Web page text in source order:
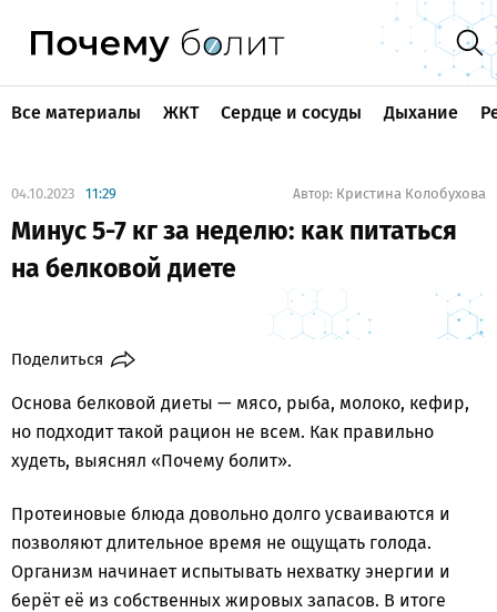
Все материалы ЖКТ Сердце и сосуды Дыхание
04.10.2023 11:29 Автор: Кристина Колобухова
Минус 5-7 кг за неделю: как питаться
на белковой диете
Поделиться
Основа белковой диеты — мясо, рыба, молоко, кефир,
но подходит такой рацион не всем. Как правильно
худеть, выяснял «Почему болит».
Протеиновые блюда довольно долго усваиваются и
позволяют длительное время не ощущать голода.
Организм начинает испытывать нехватку энергии и
берёт её из собственных жировых запасов. В итоге